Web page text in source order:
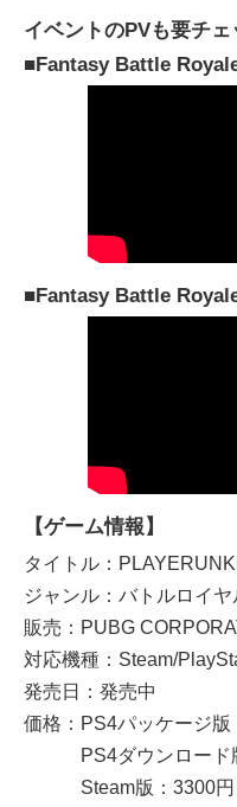
イベントのPVも要チェ
■Fantasy Battle
■Fantasy Battle
【ゲーム情報】
タイトル：
ジャンル：バトルロイヤ
販売：PUBG
対応機種：Steam/
発売日：発売中
価格：PS4パッケージ版
PS4ダウンロード
Steam版：3300円